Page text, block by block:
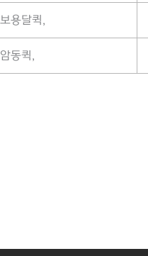
용달퀵,
동퀵,